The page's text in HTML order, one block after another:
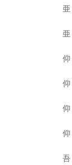
亜
亜
仰
仰
仰
仰
吾